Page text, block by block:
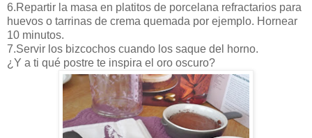
6.Repartir la masa en platitos de porcelana refractarios para
huevos o tarrinas de crema quemada por ejemplo. Hornear
10 minutos.
7.Servir los bizcochos cuando los saque del horno.
¿Y a ti qué postre te inspira el oro oscuro?